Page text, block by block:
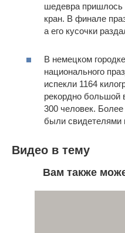
шедевра пришлось
кран. В финале
а его кусочки
В немецком
национального
испекли 1164
рекордно большой
300 человек.
были свидетелями
Видео в тему
Вам также